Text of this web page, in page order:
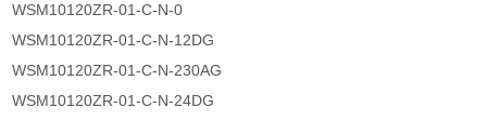
WSM10120ZR-01-C-N-0
WSM10120ZR-01-C-N-12DG
WSM10120ZR-01-C-N-230AG
WSM10120ZR-01-C-N-24DG